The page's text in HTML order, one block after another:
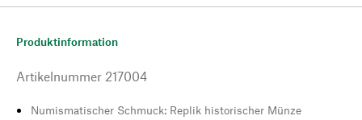
Produktinformation
Artikelnummer 217004
Numismatischer Schmuck: Replik historischer Münze